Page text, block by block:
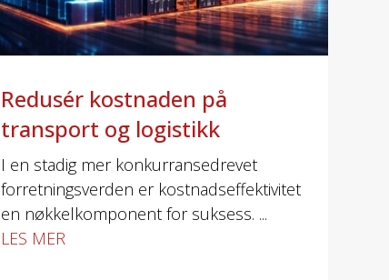
Redusér kostnaden på
transport og logistikk
I en stadig mer konkurransedrevet
forretningsverden er kostnadseffektivitet
en nøkkelkomponent for suksess. ...
LES MER